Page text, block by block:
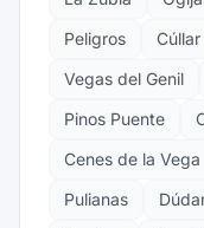
Peligros
Vegas del Genil
Pinos Puente
Cenes de la Vega
Pulianas